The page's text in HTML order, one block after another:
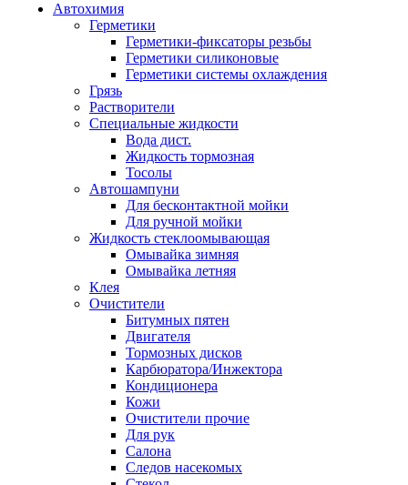
Автохимия
Герметики
Герметики-фиксаторы резьбы
Герметики силиконовые
Герметики системы охлаждения
Грязь
Растворители
Специальные жидкости
Вода дист.
Жидкость тормозная
Тосолы
Автошампуни
Для бесконтактной мойки
Для ручной мойки
Жидкость стеклоомывающая
Омывайка зимняя
Омывайка летняя
Клея
Очистители
Битумных пятен
Двигателя
Тормозных дисков
Карбюратора/Инжектора
Кондиционера
Кожи
Очистители прочие
Для рук
Салона
Следов насекомых